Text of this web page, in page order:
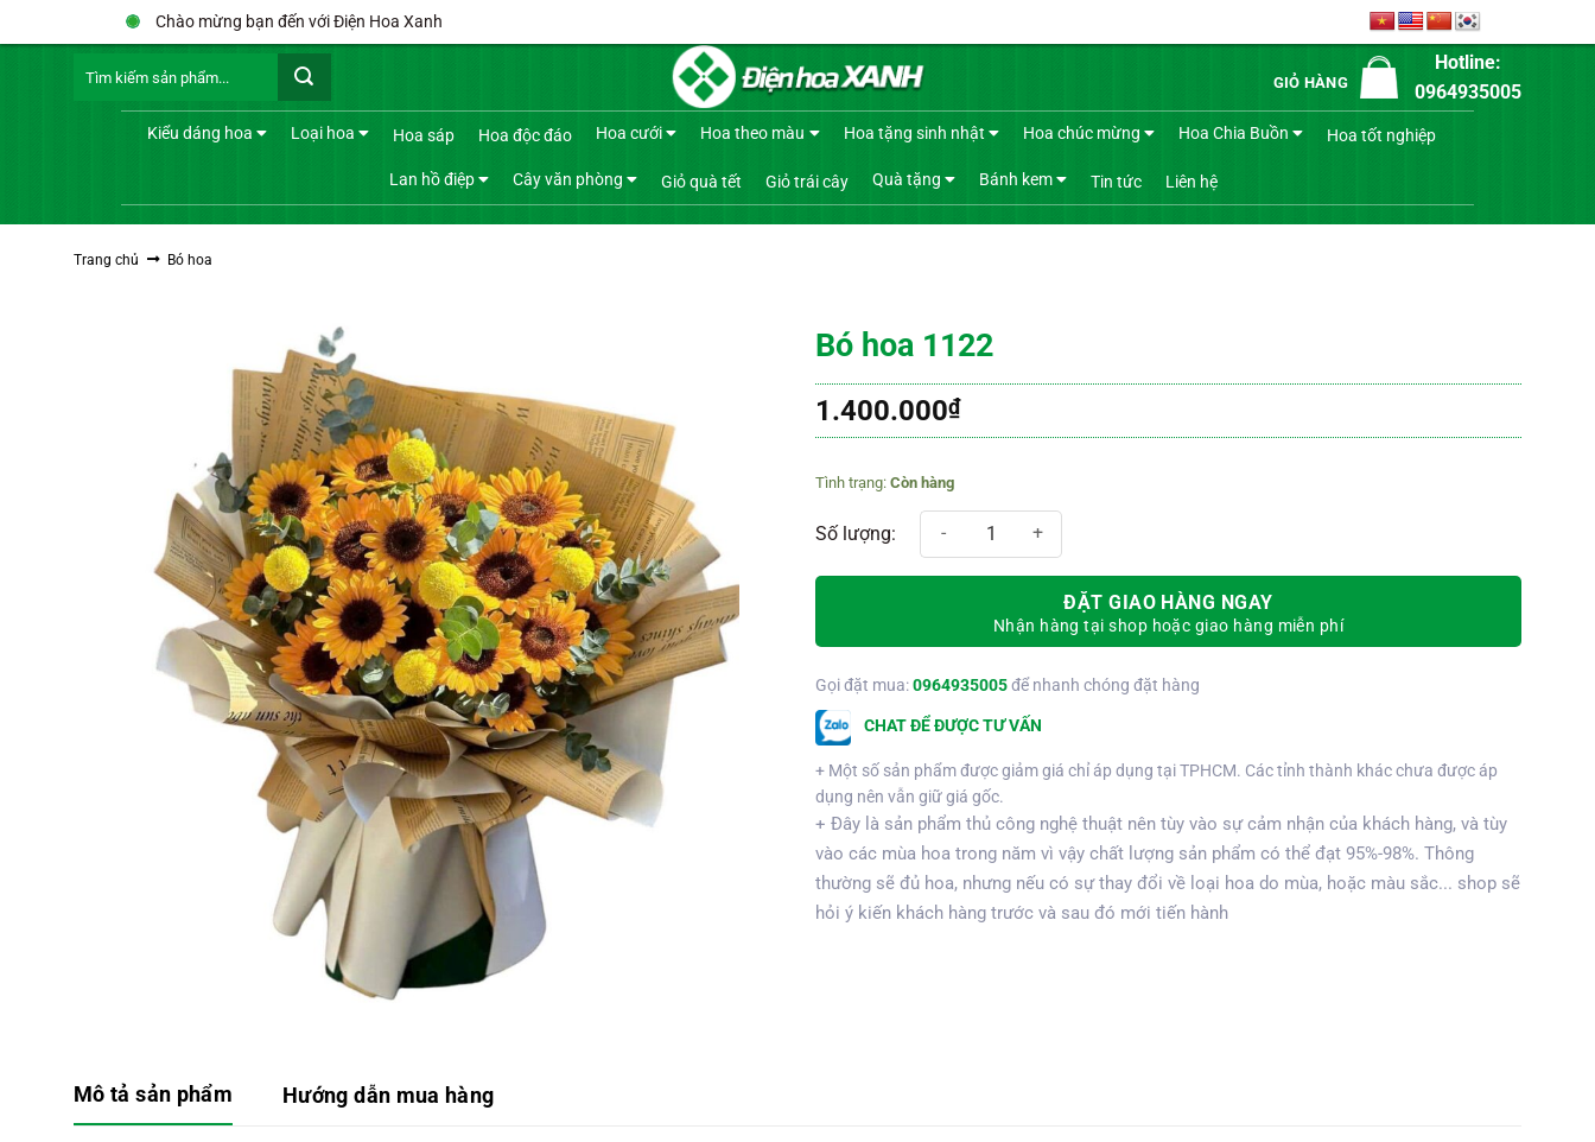
qua
Chào mừng bạn đến với Điện Hoa Xanh
kiếm:
GIỎ HÀNG
Hotline:
0964935005
Kiểu dáng hoa Loại hoa Hoa sáp Hoa độc đáo Hoa cưới Hoa theo màu Hoa tặng sinh nhật Hoa chúc mừng Hoa Chia Buồn Hoa tốt nghiệp
Lan hồ điệp Cây văn phòng Giỏ quà tết Giỏ trái cây Quà tặng Bánh kem Tin tức Liên hệ
Trang chủ Bó hoa
Bó hoa 1122
1.400.000₫
Còn hàng
Bó hoa 1122 số lượng
ĐẶT GIAO HÀNG NGAY
Nhận hàng tại shop hoặc giao hàng miễn phí
Gọi đặt mua:0964935005để nhanh chóng đặt hàng
CHAT ĐỂ ĐƯỢC TƯ VẤN
+ Một số sản phẩm được giảm giá chỉ áp dụng tại TPHCM. Các tỉnh thành khác chưa được áp
dụng nên vẫn giữ giá gốc.
+ Đây là sản phẩm thủ công nghệ thuật nên tùy vào sự cảm nhận của khách hàng, và tùy
vào các mùa hoa trong năm vì vậy chất lượng sản phẩm có thể đạt 95%-98%. Thông
thường sẽ đủ hoa, nhưng nếu có sự thay đổi về loại hoa do mùa, hoặc màu sắc... shop sẽ
hỏi ý kiến khách hàng trước và sau đó mới tiến hành
Mô tả sản phẩm Hướng dẫn mua hàng